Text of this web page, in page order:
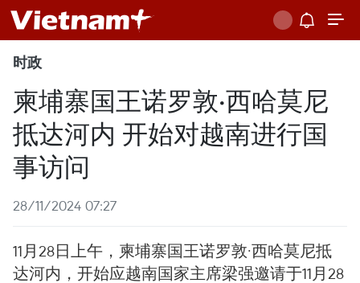
时政
柬埔寨国王诺罗敦·西哈莫尼
抵达河内 开始对越南进行国
事访问
28/11/2024 07:27
11月28日上午，柬埔寨国王诺罗敦·西哈莫尼抵
达河内，开始应越南国家主席梁强邀请于11月28